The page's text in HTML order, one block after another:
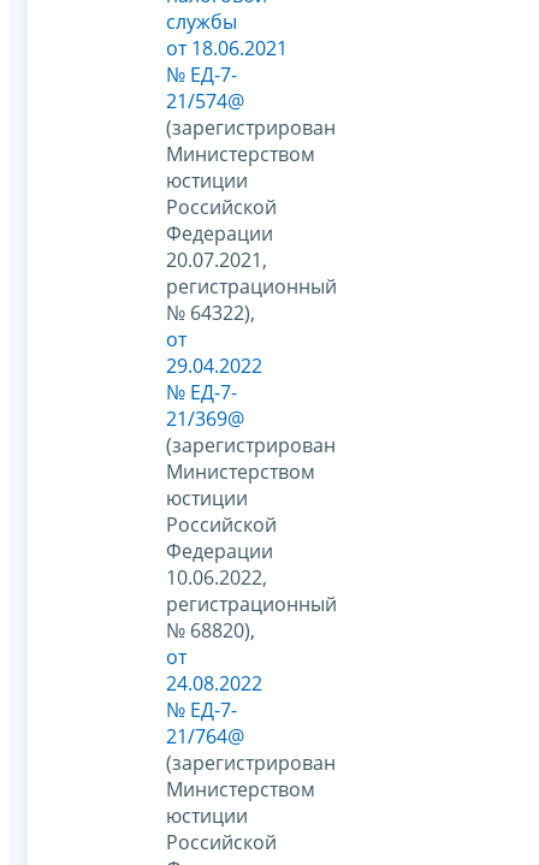
службы
от 18.06.2021
№ ЕД-7-
21/574@
(зарегистрирован
Министерством
юстиции
Российской
Федерации
20.07.2021,
регистрационный
№ 64322),
от
29.04.2022
№ ЕД-7-
21/369@
(зарегистрирован
Министерством
юстиции
Российской
Федерации
10.06.2022,
регистрационный
№ 68820),
от
24.08.2022
№ ЕД-7-
21/764@
(зарегистрирован
Министерством
юстиции
Российской